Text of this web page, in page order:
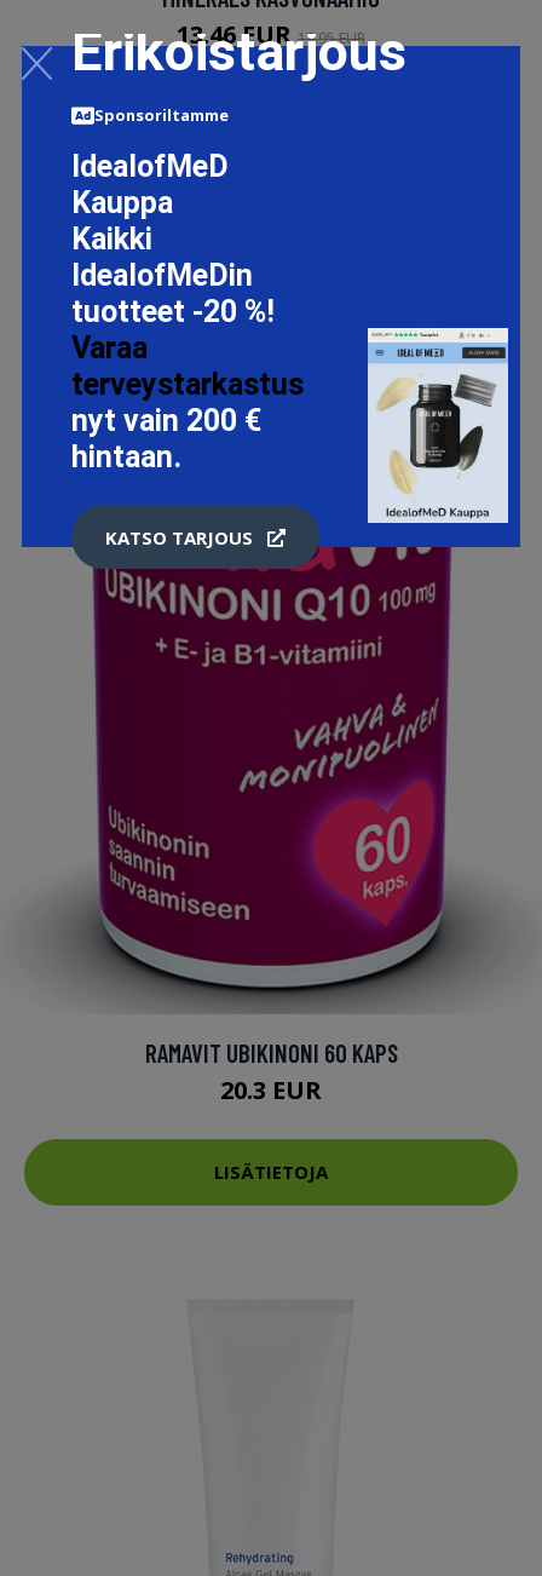
13.46 EUR17.95 EUR
LISÄTIETOJA
RAMAVIT UBIKINONI 60 KAPS
20.3 EUR
LISÄTIETOJA
Erikoistarjous
Sponsoriltamme
IdealofMeD
Kauppa
Kaikki
IdealofMeDin
tuotteet -20 %!
Varaa
terveystarkastus
nyt vain 200 €
hintaan.
KATSO TARJOUS